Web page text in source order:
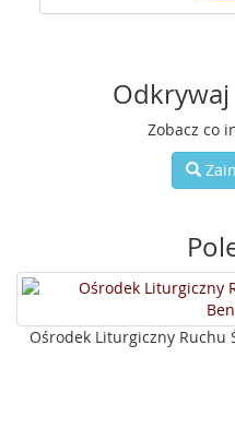
Odkrywaj
Zobacz co
Ośrodek Liturgiczny Ruchu